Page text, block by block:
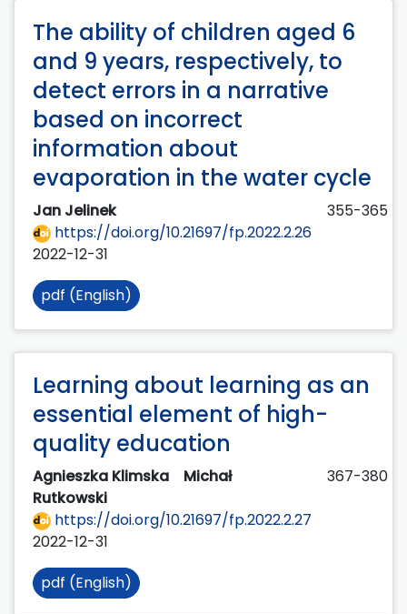
The ability of children aged 6
and 9 years, respectively, to
detect errors in a narrative
based on incorrect
information about
evaporation in the water cycle
Jan Jelinek
355-365
https://doi.org/10.21697/fp.2022.2.26
2022-12-31
pdf (English)
Learning about learning as an
essential element of high-
quality education
Agnieszka Klimska
Michał
Rutkowski
367-380
https://doi.org/10.21697/fp.2022.2.27
2022-12-31
pdf (English)